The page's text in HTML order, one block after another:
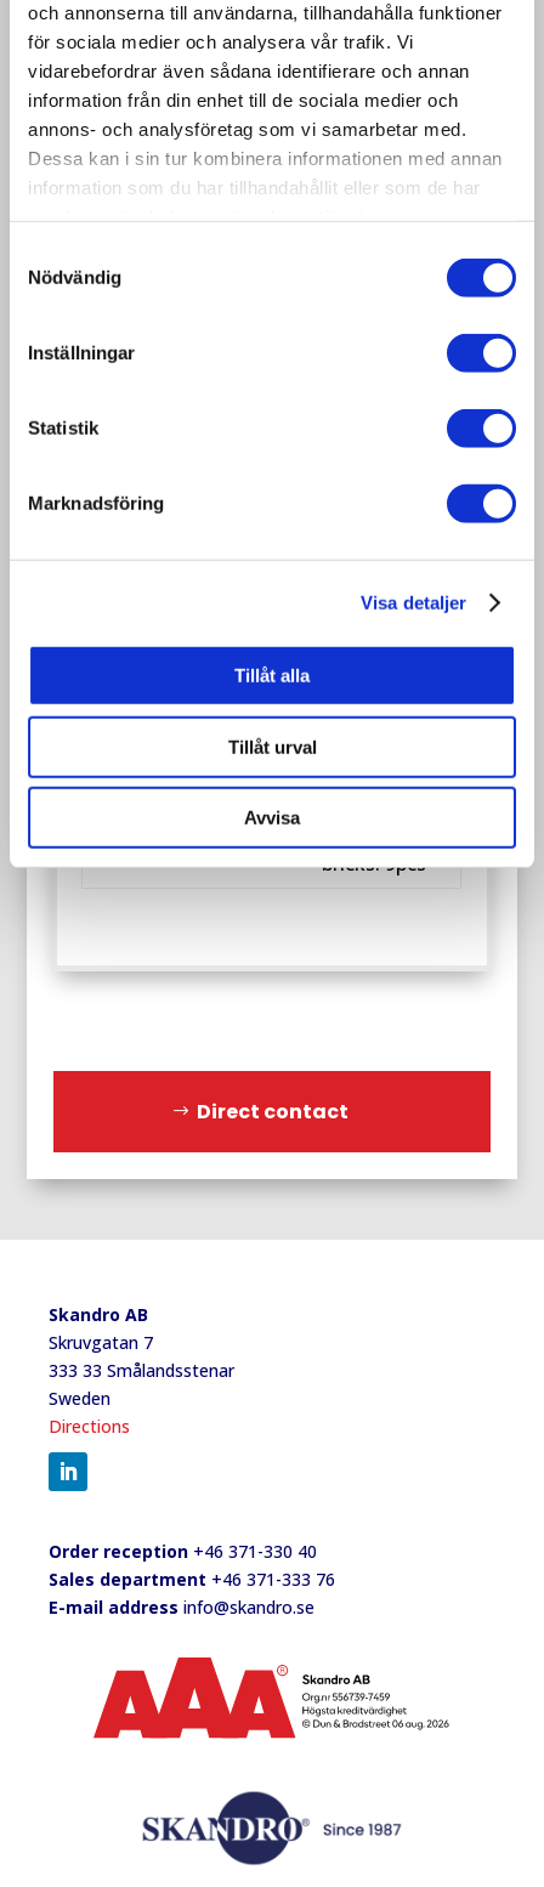
och annonserna till användarna, tillhandahålla funktioner
för sociala medier och analysera vår trafik. Vi
vidarebefordrar även sådana identifierare och annan
information från din enhet till de sociala medier och
annons- och analysföretag som vi samarbetar med.
Dessa kan i sin tur kombinera informationen med annan
information som du har tillhandahållit eller som de har
Nödvändig
Inställningar
Statistik
Marknadsföring
Visa detaljer
Tillåt alla
Tillåt urval
Avvisa
New industrial pallet 1500×800 mm 19
mm wood
Our industrial pallets have a timber
thickness of 19 mm and the boards are
100 mm wide (disposable pallets are 16
can also manufacture pallets with 22
longer, we recommend more blocks to
Art. no:
Size:
19 mm
Heat
treatment /
ISPM15:
Other:
bricks: 9pcs
Direct contact
Skandro AB
Skruvgatan 7
333 33 Smålandsstenar
Sweden
Directions
Order reception +46 371-330 40
Sales department +46 371-333 76
E-mail address info@skandro.se